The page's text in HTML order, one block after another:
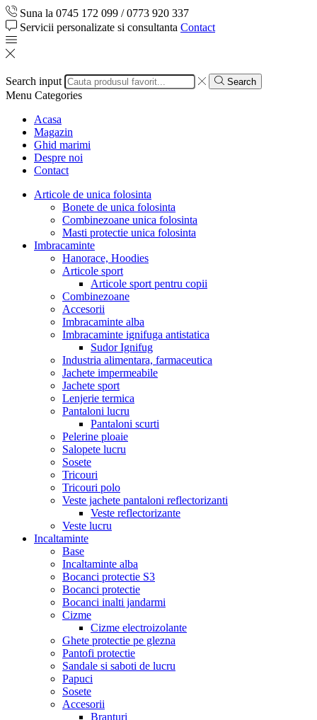
Suna la 0745 172 099 / 0773 920 337
Servicii personalizate si consultanta Contact
Search input Search
Menu Categories
Acasa
Magazin
Ghid marimi
Despre noi
Contact
Articole de unica folosinta
Bonete de unica folosinta
Combinezoane unica folosinta
Masti protectie unica folosinta
Imbracaminte
Hanorace, Hoodies
Articole sport
Articole sport pentru copii
Combinezoane
Accesorii
Imbracaminte alba
Imbracaminte ignifuga antistatica
Sudor Ignifug
Industria alimentara, farmaceutica
Jachete impermeabile
Jachete sport
Lenjerie termica
Pantaloni lucru
Pantaloni scurti
Pelerine ploaie
Salopete lucru
Sosete
Tricouri
Tricouri polo
Veste jachete pantaloni reflectorizanti
Veste reflectorizante
Veste lucru
Incaltaminte
Base
Incaltaminte alba
Bocanci protectie S3
Bocanci protectie
Bocanci inalti jandarmi
Cizme
Cizme electroizolante
Ghete protectie pe glezna
Pantofi protectie
Sandale si saboti de lucru
Papuci
Sosete
Accesorii
Branturi